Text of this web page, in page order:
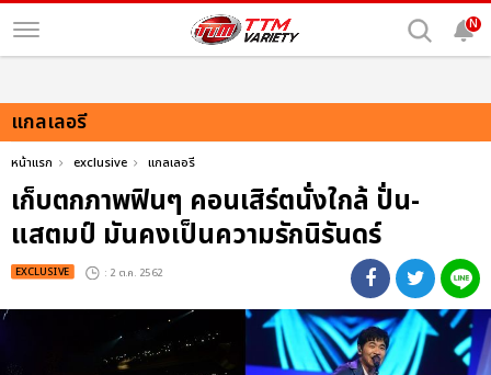
N
แกลเลอรี
หน้าแรก exclusive แกลเลอรี
เก็บตกภาพฟินๆ คอนเสิร์ตนั่งใกล้ ปั่น-
แสตมป์ มันคงเป็นความรักนิรันดร์
EXCLUSIVE : 2 ต.ค. 2562